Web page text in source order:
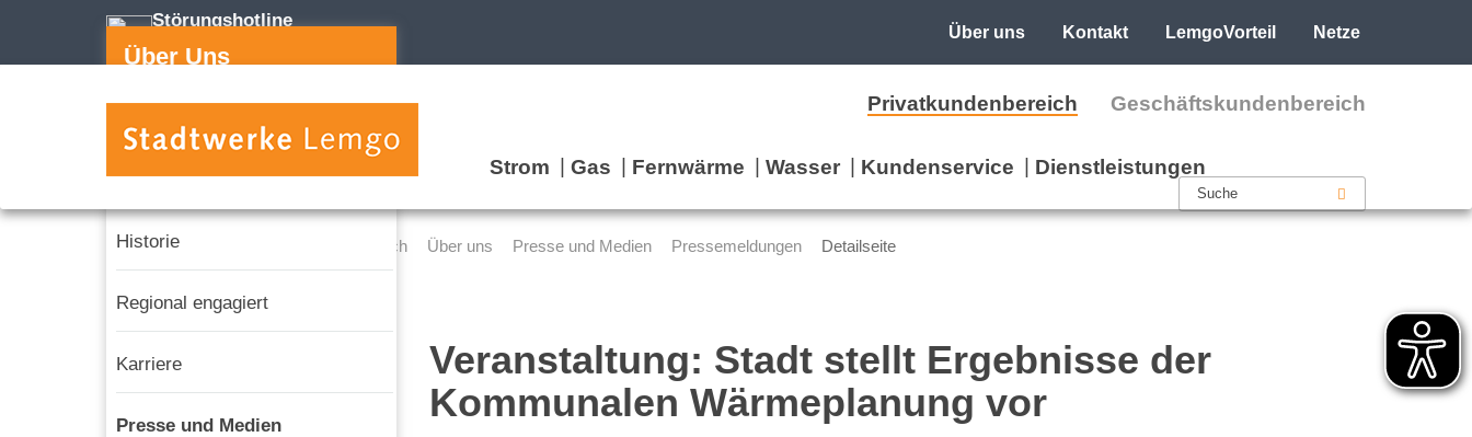
Störungshotline
05261 255-112
Über uns Kontakt LemgoVorteil Netze
Privatkundenbereich
Strom Gas Fernwärme Wasser Kundenservice Dienstleistungen
Geschäftskundenbereich
Stadtwerke Lemgo Privatkundenbereich Über uns Presse und Medien Pressemeldungen Detailseite
Veranstaltung: Stadt stellt Ergebnisse der
Kommunalen Wärmeplanung vor
Über Uns
Kontakt
Historie
Regional engagiert
Karriere
Presse und Medien